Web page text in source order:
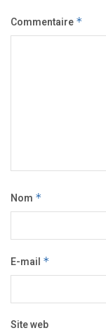
Commentaire *
Nom *
E-mail *
Site web